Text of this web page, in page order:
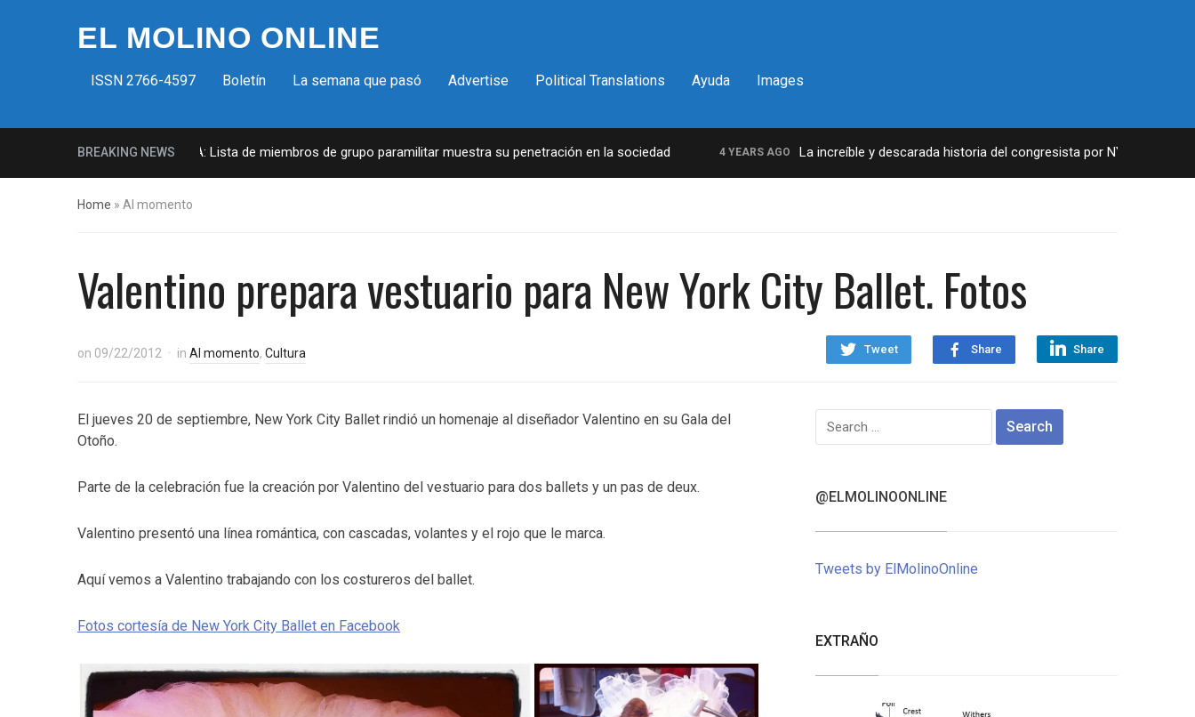
EL MOLINO ONLINE
ISSN 2766-4597 Boletín La semana que pasó Advertise Political Translations Ayuda Images
BREAKING NEWS
fascistas en EUA: Lista de miembros de grupo paramilitar muestra su penetración en la sociedad 4 YEARS AGO La increíble y descarada historia del congresista por NY George Santos
Home » Al momento
Valentino prepara vestuario para New York City Ballet. Fotos
Tweet Share Share
on 09/22/2012 in Al momento, Cultura
El jueves 20 de septiembre, New York City Ballet rindió un homenaje al diseñador Valentino en su Gala del
Otoño.
Parte de la celebración fue la creación por Valentino del vestuario para dos ballets y un pas de deux.
Valentino presentó una línea romántica, con cascadas, volantes y el rojo que le marca.
Aquí vemos a Valentino trabajando con los costureros del ballet.
Fotos cortesía de New York City Ballet en Facebook
Search
for:
@ELMOLINOONLINE
Tweets by ElMolinoOnline
EXTRAÑO